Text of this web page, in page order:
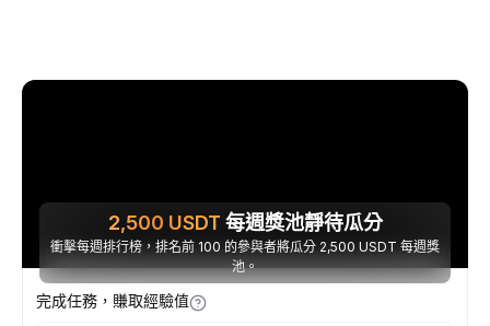
2,500 USDT 每週獎池靜待瓜分
衝擊每週排行榜，排名前 100 的參與者將瓜分 2,500 USDT 每週獎
池。
完成任務，賺取經驗值